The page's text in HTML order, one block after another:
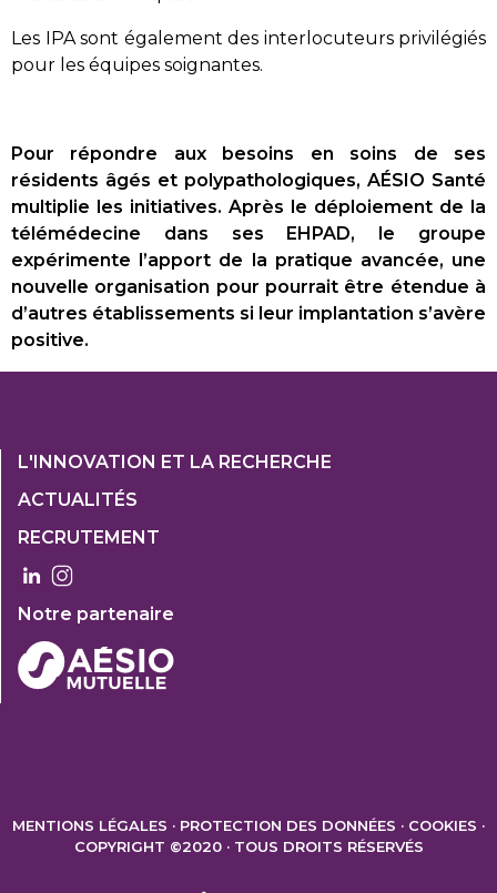
Les IPA sont également des interlocuteurs privilégiés
pour les équipes soignantes.
Pour répondre aux besoins en soins de ses
résidents âgés et polypathologiques, AÉSIO Santé
multiplie les initiatives. Après le déploiement de la
télémédecine dans ses EHPAD, le groupe
expérimente l’apport de la pratique avancée, une
nouvelle organisation pour pourrait être étendue à
d’autres établissements si leur implantation s’avère
positive.
Footer
1
Col
3
L'INNOVATION ET LA RECHERCHE
ACTUALITÉS
RECRUTEMENT
Notre partenaire
MENTIONS LÉGALES PROTECTION DES DONNÉES
COOKIES
COPYRIGHT ©2020 · TOUS DROITS RÉSERVÉS